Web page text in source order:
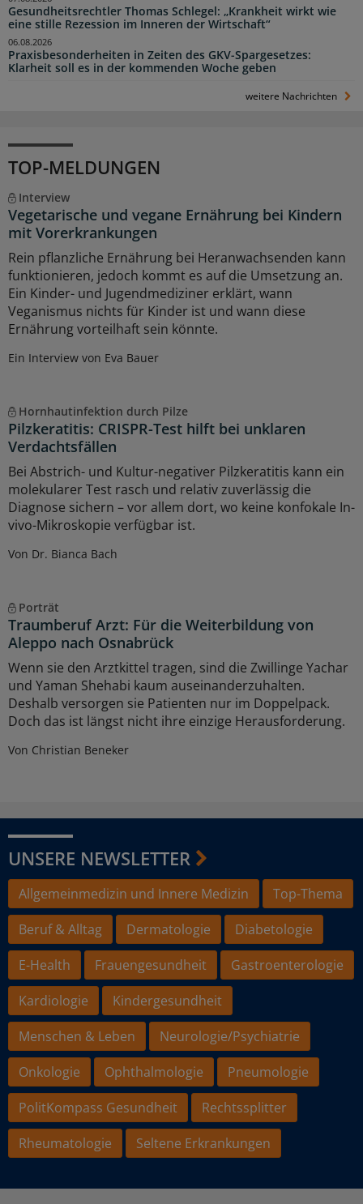
Gesundheitsrechtler Thomas Schlegel: „Krankheit wirkt wie
eine stille Rezession im Inneren der Wirtschaft“
Praxisbesonderheiten in Zeiten des GKV-Spargesetzes:
Klarheit soll es in der kommenden Woche geben
06.08.2026
weitere Nachrichten
TOP-MELDUNGEN
Interview
Vegetarische und vegane Ernährung bei Kindern
mit Vorerkrankungen
Rein pflanzliche Ernährung bei Heranwachsenden kann
funktionieren, jedoch kommt es auf die Umsetzung an.
Ein Kinder- und Jugendmediziner erklärt, wann
Veganismus nichts für Kinder ist und wann diese
Ernährung vorteilhaft sein könnte.
Ein Interview von Eva Bauer
Hornhautinfektion durch Pilze
Pilzkeratitis: CRISPR-Test hilft bei unklaren
Verdachtsfällen
Bei Abstrich- und Kultur-negativer Pilzkeratitis kann ein
molekularer Test rasch und relativ zuverlässig die
Diagnose sichern – vor allem dort, wo keine konfokale In-
vivo-Mikroskopie verfügbar ist.
Von Dr. Bianca Bach
Porträt
Traumberuf Arzt: Für die Weiterbildung von
Aleppo nach Osnabrück
Wenn sie den Arztkittel tragen, sind die Zwillinge Yachar
und Yaman Shehabi kaum auseinanderzuhalten.
Deshalb versorgen sie Patienten nur im Doppelpack.
Doch das ist längst nicht ihre einzige Herausforderung.
Von Christian Beneker
UNSERE NEWSLETTER
Allgemeinmedizin und Innere Medizin
Top-Thema
Beruf & Alltag
Dermatologie
Diabetologie
E-Health
Frauengesundheit
Gastroenterologie
Kardiologie
Kindergesundheit
Menschen & Leben
Neurologie/Psychiatrie
Onkologie
Ophthalmologie
Pneumologie
PolitKompass Gesundheit
Rechtssplitter
Rheumatologie
Seltene Erkrankungen